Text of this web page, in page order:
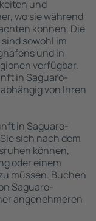
und
wo sie während
können. Die
sowohl im
und in
verfügbar.
in Saguaro-
von Ihren
in Saguaro-
sich nach dem
können,
oder einem
müssen. Buchen
Saguaro-
angenehmeren